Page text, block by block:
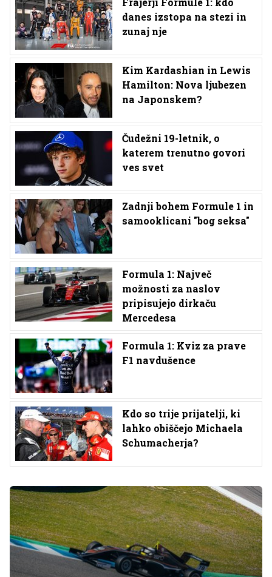
danes izstopa na stezi in
zunaj nje
Kim Kardashian in Lewis
Hamilton: Nova ljubezen
na Japonskem?
Čudežni 19-letnik, o
katerem trenutno govori
ves svet
Zadnji bohem Formule 1 in
samooklicani "bog seksa"
Formula 1: Največ
možnosti za naslov
pripisujejo dirkaču
Mercedesa
Formula 1: Kviz za prave
F1 navdušence
Kdo so trije prijatelji, ki
lahko obiščejo Michaela
Schumacherja?